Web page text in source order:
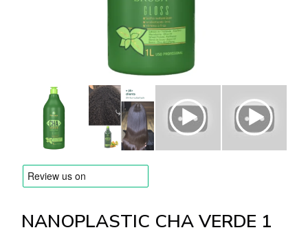
Livraison et Paiement
Questions fréquemment posées
Contactez nous
NANOPLASTIC CHA VERDE 1